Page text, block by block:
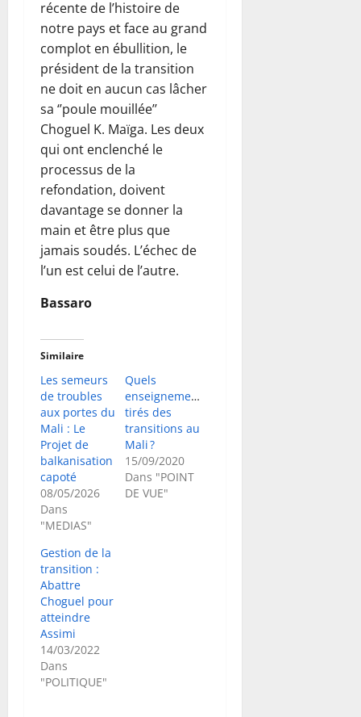
récente de l’histoire de
notre pays et face au grand
complot en ébullition, le
président de la transition
ne doit en aucun cas lâcher
sa ‘’poule mouillée’’
Choguel K. Maïga. Les deux
qui ont enclenché le
processus de la
refondation, doivent
davantage se donner la
main et être plus que
jamais soudés. L’échec de
l’un est celui de l’autre.
Bassaro
Similaire
Les semeurs
de troubles
aux portes du
Mali : Le
Projet de
balkanisation
capoté
08/05/2026
Dans
"MEDIAS"
Quels
enseignements
tirés des
transitions au
Mali ?
15/09/2020
Dans "POINT
DE VUE"
Gestion de la
transition :
Abattre
Choguel pour
atteindre
Assimi
14/03/2022
Dans
"POLITIQUE"